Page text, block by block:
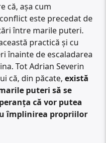
că, așa cum
este precedat de
între marile puteri.
practică și cu
înainte de escaladarea
Tot Adrian Severin
că, din păcate,există
puteri să se
că vor putea
împlinirea propriilor